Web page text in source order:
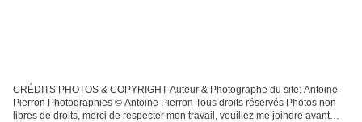
CRÉDITS PHOTOS & COPYRIGHT Auteur & Photographe du site: Antoine
Pierron Photographies © Antoine Pierron Tous droits réservés Photos non
libres de droits, merci de respecter mon travail, veuillez me joindre avant